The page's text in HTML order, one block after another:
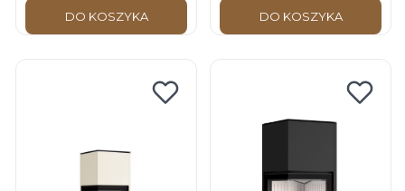
DO KOSZYKA DO KOSZYKA